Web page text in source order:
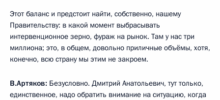
Этот баланс и предстоит найти, собственно, нашему
Правительству: в какой момент выбрасывать
интервенционное зерно, фураж на рынок. Там у нас три
миллиона; это, в общем, довольно приличные объёмы, хотя,
конечно, всю страну мы этим не закроем.
В.Артяков: Безусловно. Дмитрий Анатольевич, тут только,
единственное, надо обратить внимание на ситуацию, когда